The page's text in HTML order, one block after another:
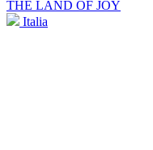
THE LAND OF JOY
Italia